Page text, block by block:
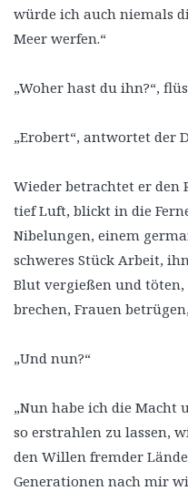
würde ich auch niemals
Meer werfen.“
„Woher hast du ihn?“,
„Erobert“, antwortet der
Wieder betrachtet er den
tief Luft, blickt in die
Nibelungen, einem
schweres Stück Arbeit,
Blut vergießen und töten,
brechen, Frauen
„Und nun?“
„Nun habe ich die Macht
so erstrahlen zu lassen,
den Willen fremder
Generationen nach mir